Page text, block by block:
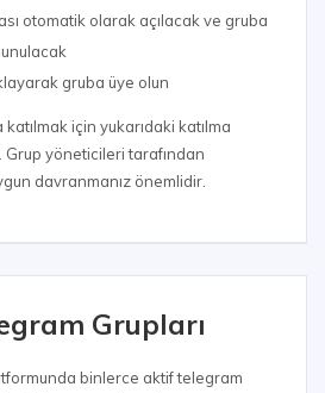
otomatik olarak açılacak ve gruba
gruba üye olun
katılmak için yukarıdaki katılma
yöneticileri tarafından
davranmanız önemlidir.
Grupları
binlerce aktif telegram